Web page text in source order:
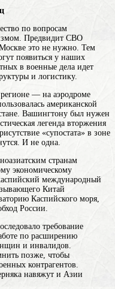
по вопросам
Предвидит СВО
это не нужно. Тем
появиться у наших
в военные дела идет
и логистику.
— на аэродроме
американской
Вашингтону был нужен
легенда вторжения
«супостата» в зоне
И не одна.
странам
экономическому
международный
Китай
Каспийского моря,
России.
требование
по расширению
и инвалидов.
позже, чтобы
контрагентов.
навяжут и Азии